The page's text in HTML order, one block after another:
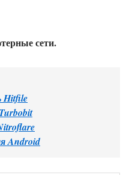
сети.
Hitfile
Android